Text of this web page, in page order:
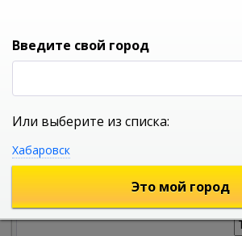
УНИВЕРСАЛЬНЫЙ ИНТЕРНЕТ МАГАЗИН
Введите свой город
Или выберите из списка:
Хабаровск
Это мой город